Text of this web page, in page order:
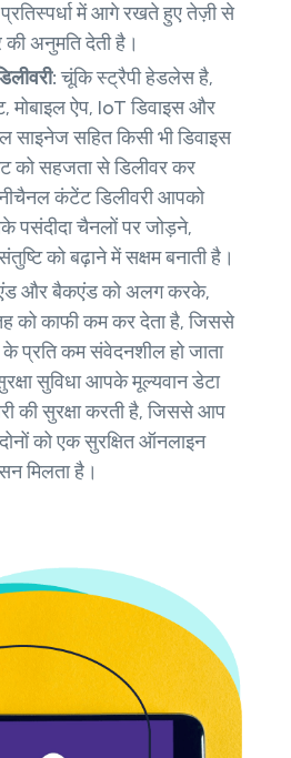
में आगे रखते हुए तेज़ी से
अनुमति देती है।
चूंकि स्ट्रैपी हेडलेस है,
मोबाइल ऐप, IoT डिवाइस और
साइनेज सहित किसी भी डिवाइस
को सहजता से डिलीवर कर
कंटेंट डिलीवरी आपको
पसंदीदा चैनलों पर जोड़ने,
को बढ़ाने में सक्षम बनाती है।
और बैकएंड को अलग करके,
को काफी कम कर देता है, जिससे
के प्रति कम संवेदनशील हो जाता
सुविधा आपके मूल्यवान डेटा
की सुरक्षा करती है, जिससे आप
को एक सुरक्षित ऑनलाइन
मिलता है।